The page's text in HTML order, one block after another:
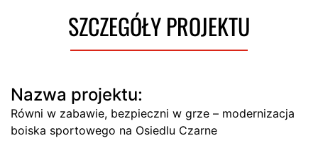
SZCZEGÓŁY PROJEKTU
Nazwa projektu:
Równi w zabawie, bezpieczni w grze – modernizacja
boiska sportowego na Osiedlu Czarne